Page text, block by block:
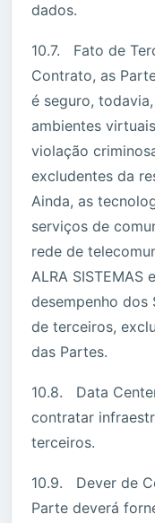
dados.
10.7. Fato de
Contrato, as
é seguro,
ambientes
violação
excludentes da
Ainda, as
serviços de
rede de
ALRA
desempenho dos
de terceiros,
das Partes.
10.8. Data
contratar
terceiros.
10.9. Dever de
Parte deverá